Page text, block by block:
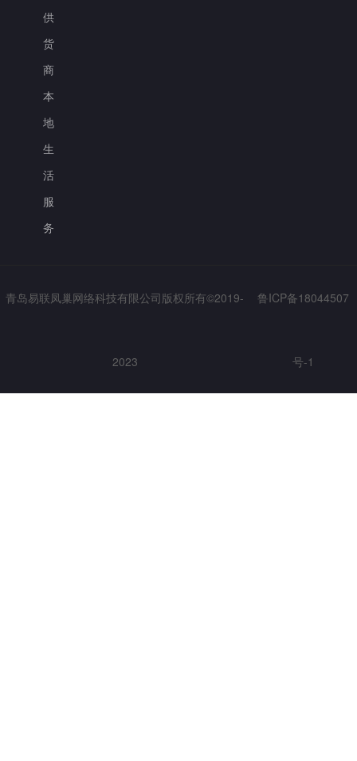
供
货
商
本
地
生
活
服
务
青岛易联凤巢网络科技有限公司版权所有©2019-
2023
鲁ICP备18044507
号-1